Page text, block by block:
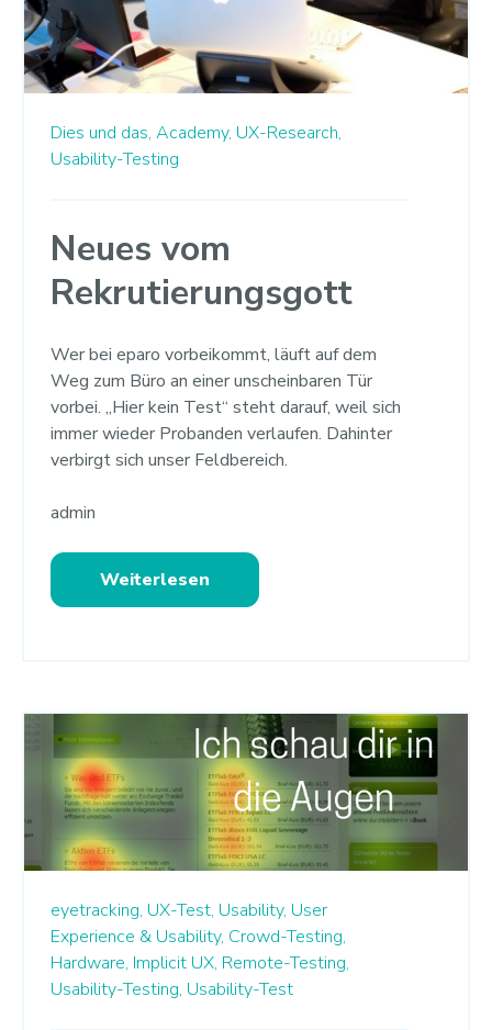
Dies und das, Academy, UX-Research,
Usability-Testing
Neues vom
Rekrutierungsgott
Wer bei eparo vorbeikommt, läuft auf dem
Weg zum Büro an einer unscheinbaren Tür
vorbei. „Hier kein Test“ steht darauf, weil sich
immer wieder Probanden verlaufen. Dahinter
verbirgt sich unser Feldbereich.
admin
Weiterlesen
eyetracking, UX-Test, Usability, User
Experience & Usability, Crowd-Testing,
Hardware, Implicit UX, Remote-Testing,
Usability-Testing, Usability-Test